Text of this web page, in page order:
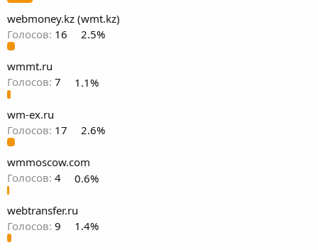
webmoney.kz (wmt.kz)
Голосов: 16 2.5%
wmmt.ru
Голосов: 7 1.1%
wm-ex.ru
Голосов: 17 2.6%
wmmoscow.com
Голосов: 4 0.6%
webtransfer.ru
Голосов: 9 1.4%